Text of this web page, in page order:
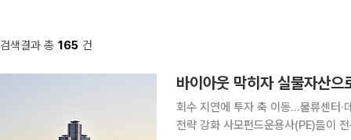
검색결과 총 165 건
바이아웃 막히자 실물자산
회수 지연에 투자 축 이동…물류센터·
전략 강화 사모펀드운용사(PE)들이 전통적인 바이아웃(경영권 인수) 투자에서 벗어나 부동산과 인